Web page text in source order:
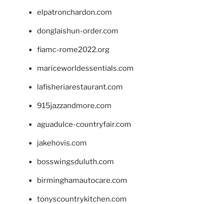
elpatronchardon.com
donglaishun-order.com
fiamc-rome2022.org
mariceworldessentials.com
lafisheriarestaurant.com
915jazzandmore.com
aguadulce-countryfair.com
jakehovis.com
bosswingsduluth.com
birminghamautocare.com
tonyscountrykitchen.com